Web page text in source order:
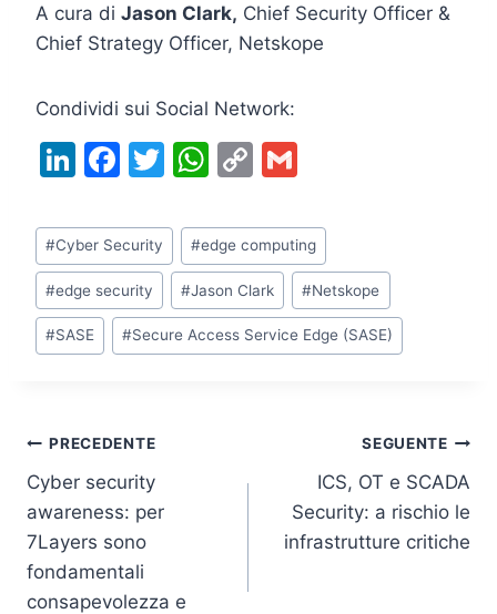
A cura di Jason Clark, Chief Security Officer &
Chief Strategy Officer, Netskope
Condividi sui Social Network:
Li
k
e
dI
n
F
c
e
b
o
T
itt
er
W
at
s
A
p
C
p
y
Li
n
ai
l
Tag
articolo:
#Cyber Security #edge computing
#edge security #Jason Clark #Netskope
#SASE #Secure Access Service Edge (SASE)
Navigazione
articoli
PRECEDENTE
Cyber security
awareness: per
7Layers sono
fondamentali
consapevolezza e
SEGUENTE
ICS, OT e SCADA
Security: a rischio le
infrastrutture critiche